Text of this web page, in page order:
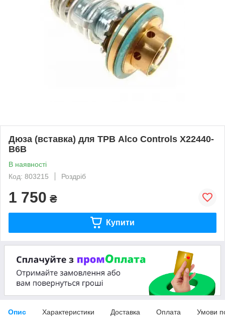
Дюза (вставка) для ТРВ Alco Controls X22440-
B6B
В наявності
Код: 803215
Роздріб
1 750 ₴
Купити
Опис Характеристики Доставка Оплата Умови